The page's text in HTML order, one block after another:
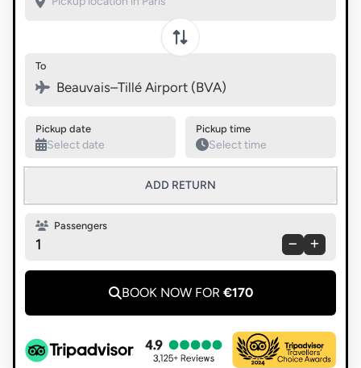
Swap pickup and destination
To
Beauvais–Tillé Airport (BVA)
Pickup date Pickup time
ADD RETURN
Passengers
1
BOOK NOW FOR €170